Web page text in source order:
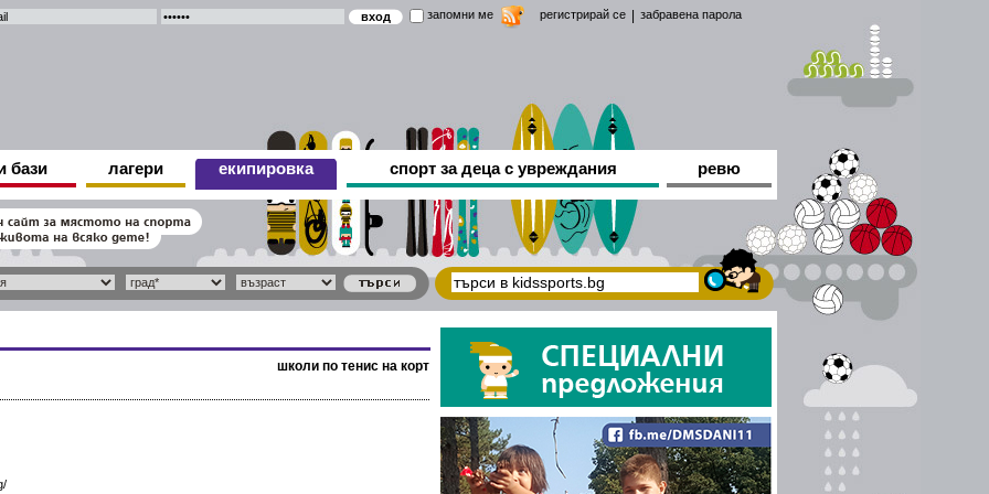
запомни ме регистрирай се забравена парола
бази лагери екипировка спорт за деца с увреждания ревю
школи по тенис на корт